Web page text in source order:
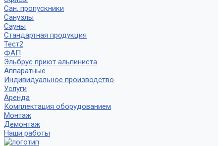
Сан. пропускники
Санузлы
Сауны
Стандартная продукция
Тест2
ФАП
Эльбрус приют альпиниста
Аппаратные
Индивидуальное производство
Услуги
Аренда
Комплектация оборудованием
Монтаж
Демонтаж
Наши работы